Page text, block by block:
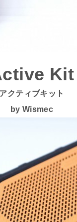
Kit
クティブキット
by Wismec